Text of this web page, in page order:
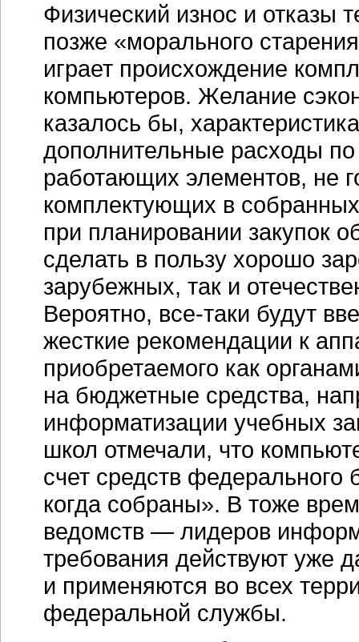
Физический износ и отказы
позже «морального
играет происхождение
компьютеров. Желание
казалось бы,
дополнительные расходы
работающих элементов, не
комплектующих в
при планировании закупок
сделать в пользу хорошо
зарубежных, так и
Вероятно, все-таки будут
жесткие рекомендации к
приобретаемого как
на бюджетные средства,
информатизации учебных
школ отмечали, что
счет средств
когда собраны». В тоже
ведомств — лидеров
требования действуют уже
и применяются во всех
федеральной службы.